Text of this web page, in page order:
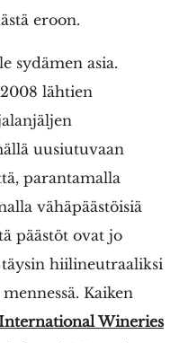
eroon.
sydämen asia.
lähtien
uusiutuvaan
parantamalla
vähäpäästöisiä
päästöt ovat jo
hiilineutraaliksi
Kaiken
Wineries